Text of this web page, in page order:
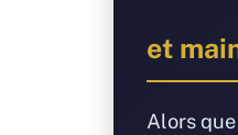
et
Alors